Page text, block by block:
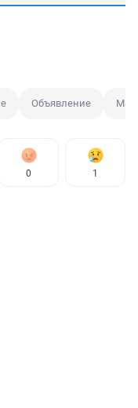
Объявление
0 1